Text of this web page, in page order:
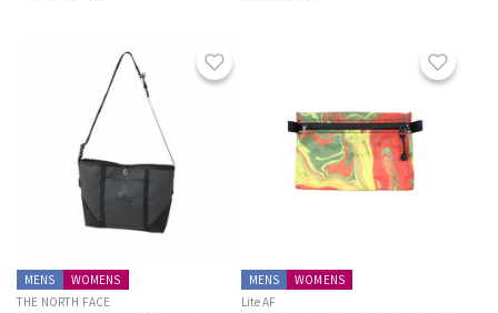
お気に入り
MENS
WOMENS
THE NORTH FACE
MENS
WOMENS
Lite AF